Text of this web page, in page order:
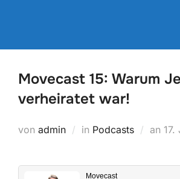
Movecast 15: Warum
verheiratet war!
von admin in Podcasts an 17.